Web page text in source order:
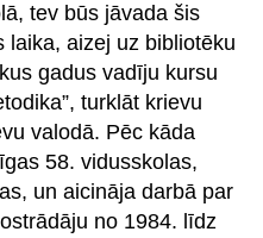
tev būs jāvada šis
laika, aizej uz bibliotēku
gadus vadīju kursu
turklāt krievu
valodā. Pēc kāda
58. vidusskolas,
un aicināja darbā par
no 1984. līdz